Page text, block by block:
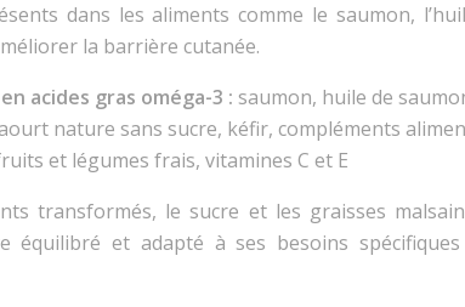
dans les aliments comme le saumon,
la barrière cutanée.
acides gras oméga-3 : saumon, huile de
nature sans sucre, kéfir, compléments
et légumes frais, vitamines C et E
transformés, le sucre et les graisses
équilibré et adapté à ses besoins